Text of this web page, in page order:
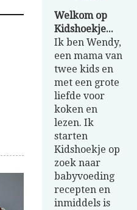
Welkom op
Kidshoekje...
Ik ben Wendy,
een mama van
twee kids en
met een grote
liefde voor
koken en
lezen. Ik
starten
Kidshoekje op
zoek naar
babyvoeding
recepten en
inmiddels is